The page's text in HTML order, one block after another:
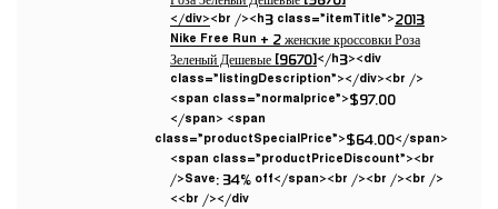
</div><br /><h3 class=”itemTitle”>2013
Nike Free Run + 2 женские кроссовки Роза
Зеленый Дешевые [9670]</h3><div
class=”listingDescription”></div><br />
<span class=”normalprice”>$97.00
</span> <span
class=”productSpecialPrice”>$64.00</span>
<span class=”productPriceDiscount”><br
/>Save: 34% off</span><br /><br /><br />
<br /></div>